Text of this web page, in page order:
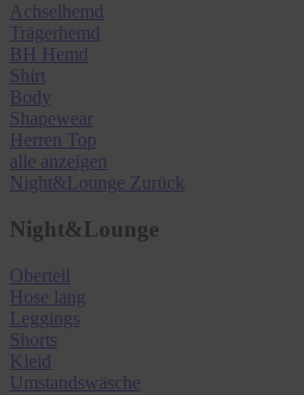
Achselhemd
Trägerhemd
BH Hemd
Shirt
Body
Shapewear
Herren Top
alle anzeigen
Night&Lounge Zurück
Night&Lounge
Oberteil
Hose lang
Leggings
Shorts
Kleid
Umstandswäsche